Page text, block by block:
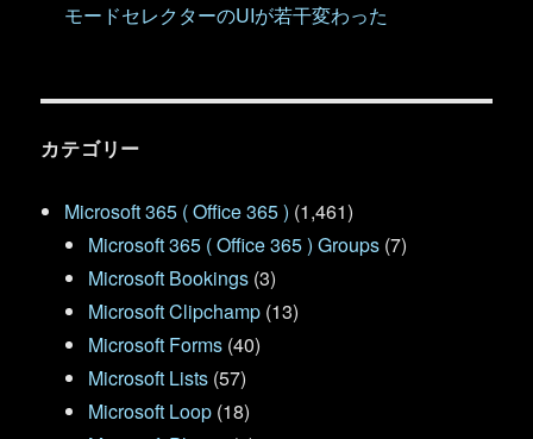
モードセレクターのUIが若干変わった
カテゴリー
Microsoft 365 ( Office 365 ) (1,461)
Microsoft 365 ( Office 365 ) Groups (7)
Microsoft Bookings (3)
Microsoft Clipchamp (13)
Microsoft Forms (40)
Microsoft Lists (57)
Microsoft Loop (18)